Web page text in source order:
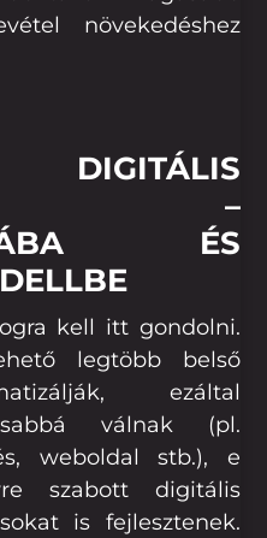
növekedéshez
DIGITÁLIS
–
ÉS
kell itt gondolni.
legtöbb belső
ezáltal
válnak (pl.
weboldal stb.), e
szabott digitális
is fejlesztenek.